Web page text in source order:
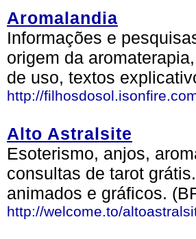
Aromalandia
Informações e
origem da
de uso, textos
http://
Alto Astralsite
Esoterismo, anjos,
consultas de tarot
animados e gráficos.
http://welcome.to/